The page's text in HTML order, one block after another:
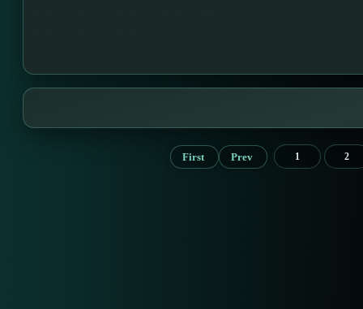
First Prev 1 2